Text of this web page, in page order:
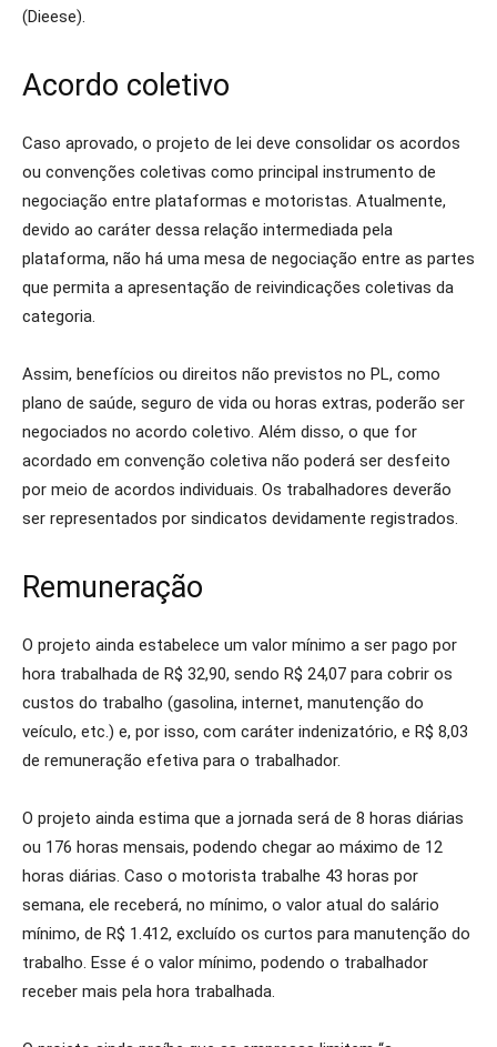
(Dieese).
Acordo coletivo
Caso aprovado, o projeto de lei deve consolidar os acordos
ou convenções coletivas como principal instrumento de
negociação entre plataformas e motoristas. Atualmente,
devido ao caráter dessa relação intermediada pela
plataforma, não há uma mesa de negociação entre as partes
que permita a apresentação de reivindicações coletivas da
categoria.
Assim, benefícios ou direitos não previstos no PL, como
plano de saúde, seguro de vida ou horas extras, poderão ser
negociados no acordo coletivo. Além disso, o que for
acordado em convenção coletiva não poderá ser desfeito
por meio de acordos individuais. Os trabalhadores deverão
ser representados por sindicatos devidamente registrados.
Remuneração
O projeto ainda estabelece um valor mínimo a ser pago por
hora trabalhada de R$ 32,90, sendo R$ 24,07 para cobrir os
custos do trabalho (gasolina, internet, manutenção do
veículo, etc.) e, por isso, com caráter indenizatório, e R$ 8,03
de remuneração efetiva para o trabalhador.
O projeto ainda estima que a jornada será de 8 horas diárias
ou 176 horas mensais, podendo chegar ao máximo de 12
horas diárias. Caso o motorista trabalhe 43 horas por
semana, ele receberá, no mínimo, o valor atual do salário
mínimo, de R$ 1.412, excluído os curtos para manutenção do
trabalho. Esse é o valor mínimo, podendo o trabalhador
receber mais pela hora trabalhada.